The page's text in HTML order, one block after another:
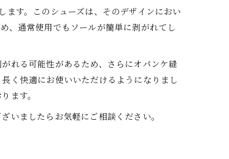
す。このシューズは、そのデザインにおい
、通常使用でもソールが簡単に剥がれてし
れる可能性があるため、さらにオパンケ縫
く快適にお使いいただけるようになりまし
ます。
いましたらお気軽にご相談ください。